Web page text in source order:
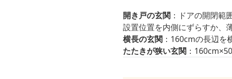
開き戸の玄関 ：ドアの開閉範
設置位置を内側にずらすか、
横長の玄関 ：160cmの長辺を
たたきが狭い玄関 ：